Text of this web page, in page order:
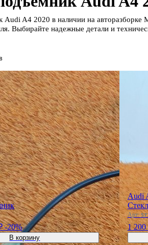
Audi A4 2020 в наличии на
Выбирайте надежные детали и
-20%
В корзину
Audi
Арт:
1